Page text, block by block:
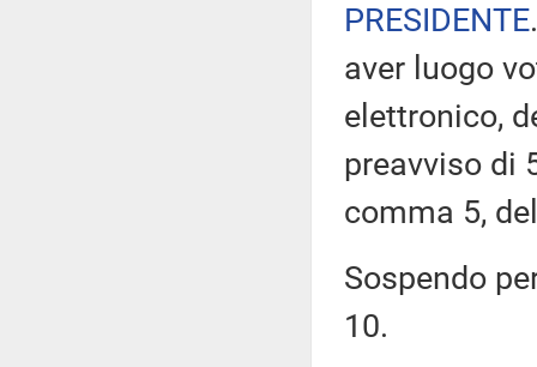
PRESIDENTE
aver luogo
elettronico,
preavviso di
comma 5,
Sospendo
10.